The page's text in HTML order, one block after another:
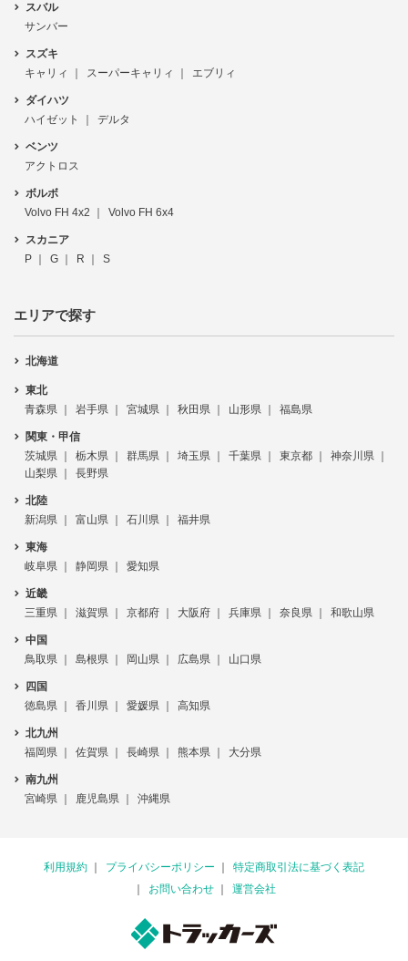
スバル
サンバー
スズキ
キャリィ
スーパーキャリィ エブリィ
ダイハツ
ハイゼット
デルタ
ベンツ
アクトロス
ボルボ
Volvo FH 4x2
Volvo FH 6x4
スカニア
P
G R S
エリアで探す
北海道
東北
青森県
岩手県 宮城県 秋田県 山形県 福島県
関東・甲信
茨城県
栃木県 群馬県 埼玉県 千葉県 東京都
神奈川県
山梨県
長野県
北陸
新潟県
富山県 石川県 福井県
東海
岐阜県
静岡県 愛知県
近畿
三重県
滋賀県 京都府 大阪府 兵庫県 奈良県 和歌山県
中国
鳥取県
島根県 岡山県 広島県 山口県
四国
徳島県
香川県 愛媛県 高知県
北九州
福岡県
佐賀県 長崎県 熊本県 大分県
南九州
宮崎県
鹿児島県 沖縄県
利用規約 プライバシーポリシー
特定商取引法に基づく表記
お問い合わせ
運営会社